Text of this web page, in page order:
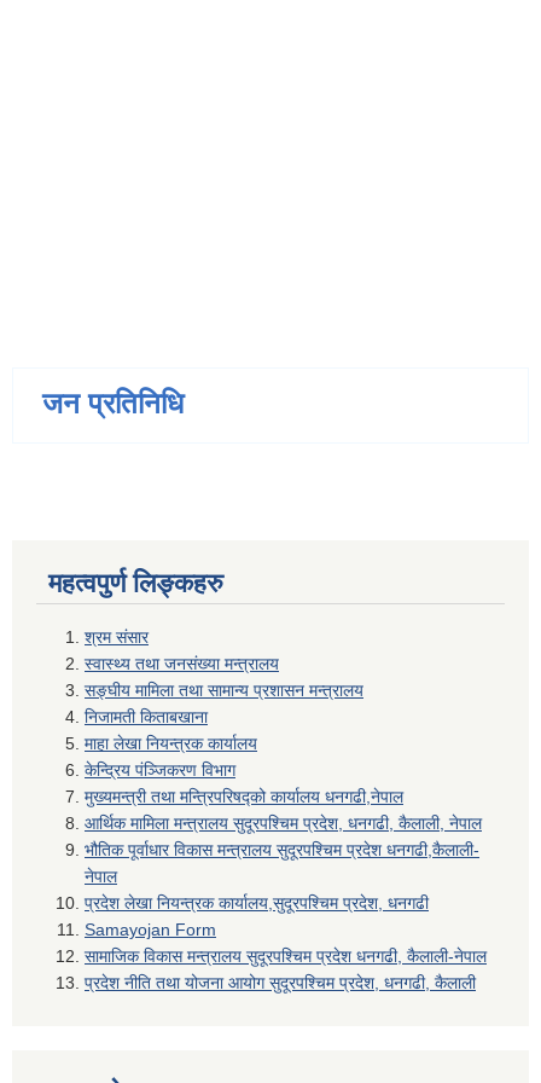
जन प्रतिनिधि
महत्वपुर्ण लिङ्कहरु
श्रम संसार
स्वास्थ्य तथा जनसंख्या मन्त्रालय
सङ्घीय मामिला तथा सामान्य प्रशासन मन्त्रालय
निजामती किताबखाना
माहा लेखा नियन्त्रक कार्यालय
केन्द्रिय पंञ्जिकरण विभाग
मुख्यमन्त्री तथा मन्त्रिपरिषद्को कार्यालय धनगढी,नेपाल
आर्थिक मामिला मन्त्रालय सुदूरपश्चिम प्रदेश, धनगढी, कैलाली, नेपाल
भौतिक पूर्वाधार विकास मन्त्रालय सुदूरपश्चिम प्रदेश धनगढी,कैलाली-
नेपाल
प्रदेश लेखा नियन्त्रक कार्यालय,सुदूरपश्चिम प्रदेश, धनगढी
Samayojan Form
सामाजिक विकास मन्त्रालय सुदूरपश्चिम प्रदेश धनगढी, कैलाली-नेपाल
प्रदेश नीति तथा योजना आयोग सुदूरपश्चिम प्रदेश, धनगढी, कैलाली